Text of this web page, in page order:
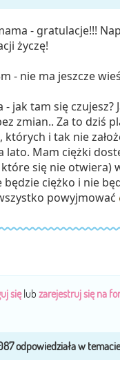
- gratulacje!!!
życzę!
- nie ma jeszcze
- jak tam się czujesz?
zmian.. Za to dziś
których i tak nie
lato. Mam ciężki
które się nie otwiera)
ciężko i nie
powyjmować
sięlub zarejestruj się na